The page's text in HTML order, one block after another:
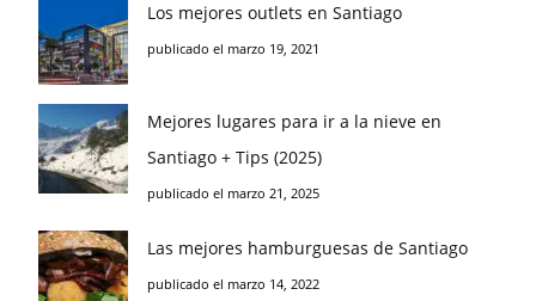
Los mejores outlets en Santiago
publicado el marzo 19, 2021
Mejores lugares para ir a la nieve en
Santiago + Tips (2025)
publicado el marzo 21, 2025
Las mejores hamburguesas de Santiago
publicado el marzo 14, 2022